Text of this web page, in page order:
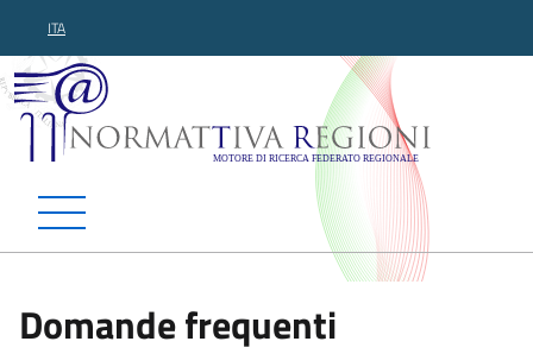
ITA
Normattiva Regioni -
Domande frequenti